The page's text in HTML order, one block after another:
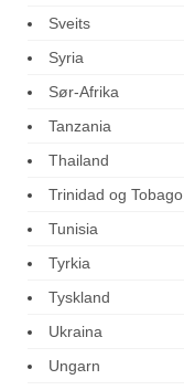
Sveits
Syria
Sør-Afrika
Tanzania
Thailand
Trinidad og Tobago
Tunisia
Tyrkia
Tyskland
Ukraina
Ungarn